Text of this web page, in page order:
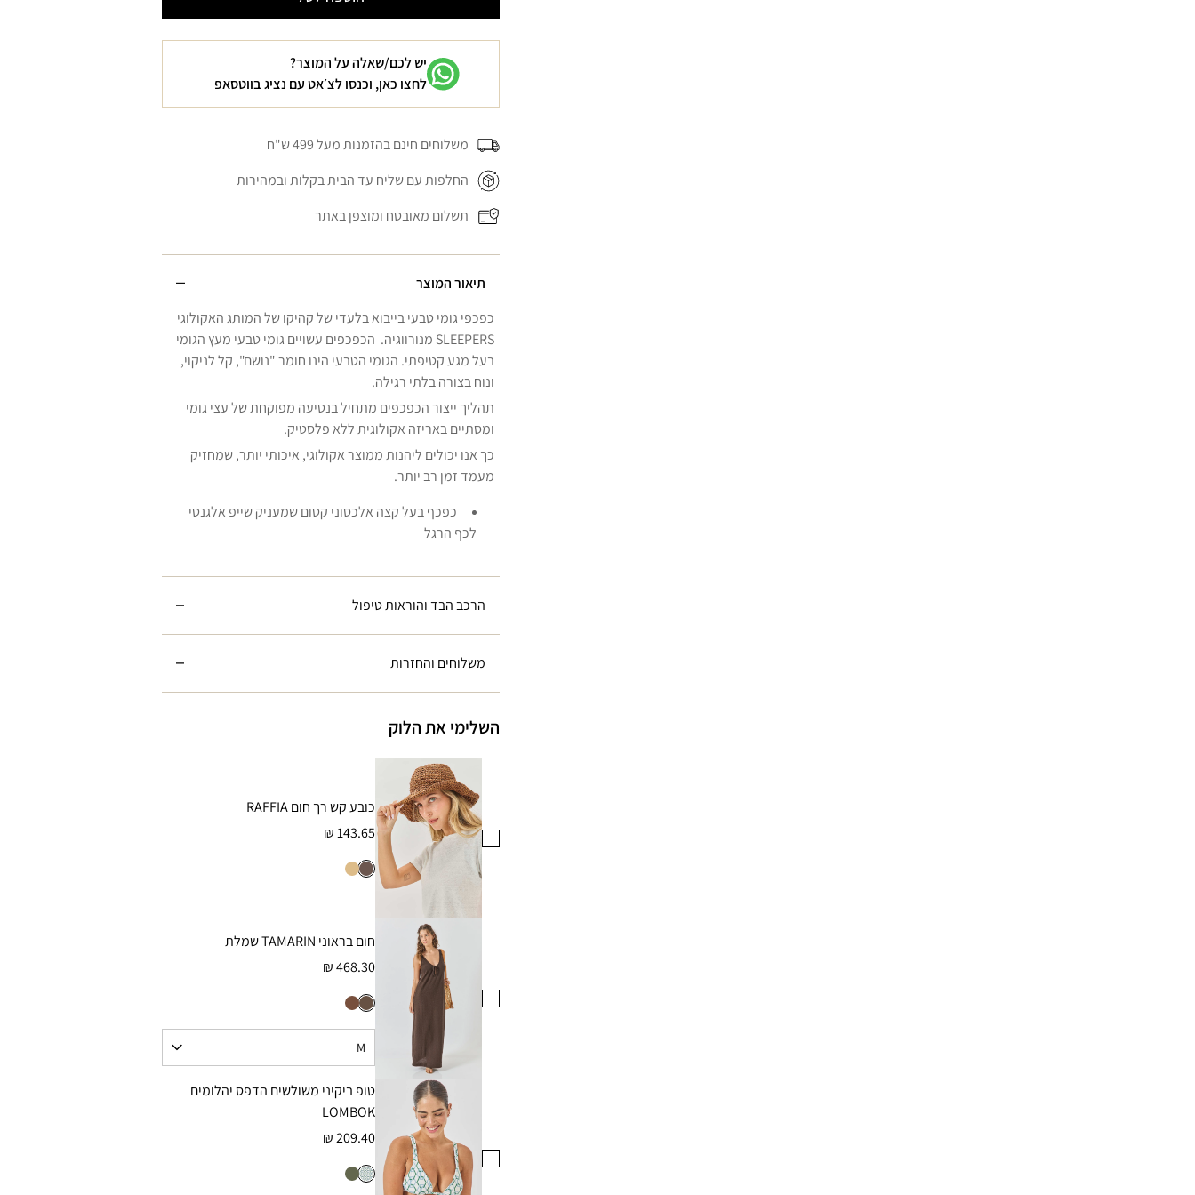
אלגנטי
לבן
TAPERED
אלגנטי
לבן
TAPERED
יש לכם/שאלה על המוצר?
לחצו כאן, וכנסו לצ׳אט עם נציג בווטסאפ
משלוחים חינם בהזמנות מעל 499 ש"ח
החלפות עם שליח עד הבית בקלות ובמהירות
תשלום מאובטח ומוצפן באתר
תיאור המוצר
כפכפי גומי טבעי בייבוא בלעדי של קהיקו של המותג האקולוגי
SLEEPERS מנורווגיה. הכפכפים עשויים גומי טבעי מעץ הגומי
בעל מגע קטיפתי. הגומי הטבעי הינו חומר "נושם", קל לניקוי,
ונוח בצורה בלתי רגילה.
תהליך ייצור הכפכפים מתחיל בנטיעה מפוקחת של עצי גומי
ומסתיים באריזה אקולוגית ללא פלסטיק.
כך אנו יכולים ליהנות ממוצר אקולוגי, איכותי יותר, שמחזיק
מעמד זמן רב יותר.
כפכף בעל קצה אלכסוני קטום שמעניק שייפ אלגנטי
לכף הרגל
הרכב הבד והוראות טיפול
משלוחים והחזרות
השלימי את הלוק
כובע קש רך חום RAFFIA
143.65 ₪
חום בראוני TAMARIN שמלת
468.30 ₪
טופ ביקיני משולשים הדפס יהלומים
LOMBOK
209.40 ₪